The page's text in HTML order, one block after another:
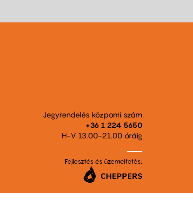
Jegyrendelés központi szám
+36 1 224 5650
H-V 13.00-21.00 óráig
Fejlesztés és üzemeltetés: